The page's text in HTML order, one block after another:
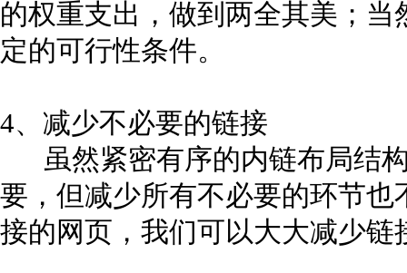
的权重支出，做到两全其美；
定的可行性条件。
4、减少不必要的链接
虽然紧密有序的内链布局结
要，但减少所有不必要的环节
接的网页，我们可以大大减少链